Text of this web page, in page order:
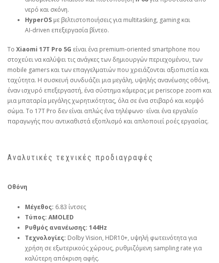
νερό και σκόνη.
HyperOS με βελτιστοποιήσεις για multitasking, gaming και
AI‑driven επεξεργασία βίντεο.
Το Xiaomi 17T Pro 5G είναι ένα premium‑oriented smartphone που
στοχεύει να καλύψει τις ανάγκες των δημιουργών περιεχομένου, των
mobile gamers και των επαγγελματιών που χρειάζονται αξιοπιστία και
ταχύτητα. Η συσκευή συνδυάζει μια μεγάλη, υψηλής ανανέωσης οθόνη,
έναν ισχυρό επεξεργαστή, ένα σύστημα κάμερας με periscope zoom και
μια μπαταρία μεγάλης χωρητικότητας, όλα σε ένα στιβαρό και κομψό
σώμα. Το 17T Pro δεν είναι απλώς ένα τηλέφωνο· είναι ένα εργαλείο
παραγωγής που αντικαθιστά εξοπλισμό και απλοποιεί ροές εργασίας.
Αναλυτικές τεχνικές προδιαγραφές
Οθόνη
Μέγεθος: 6.83 ίντσες
Τύπος: AMOLED
Ρυθμός ανανέωσης: 144Hz
Τεχνολογίες: Dolby Vision, HDR10+, υψηλή φωτεινότητα για
χρήση σε εξωτερικούς χώρους, ρυθμιζόμενη sampling rate για
καλύτερη απόκριση αφής.